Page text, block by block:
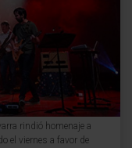
rindió homenaje a
el viernes a favor de